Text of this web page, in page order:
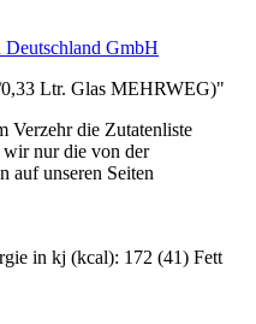
GmbH
Ltr. Glas MEHRWEG)"
Verzehr die Zutatenliste
wir nur die von der
auf unseren Seiten
in kj (kcal): 172 (41) Fett